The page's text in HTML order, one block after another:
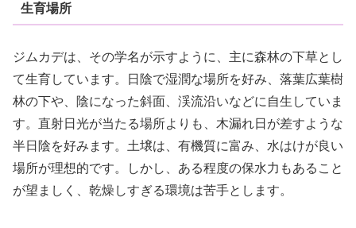
生育場所
ジムカデは、その学名が示すように、主に森林の下草とし
て生育しています。日陰で湿潤な場所を好み、落葉広葉樹
林の下や、陰になった斜面、渓流沿いなどに自生していま
す。直射日光が当たる場所よりも、木漏れ日が差すような
半日陰を好みます。土壌は、有機質に富み、水はけが良い
場所が理想的です。しかし、ある程度の保水力もあること
が望ましく、乾燥しすぎる環境は苦手とします。